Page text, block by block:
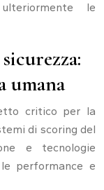
le
umana
critico per la
di scoring del
e tecnologie
performance e